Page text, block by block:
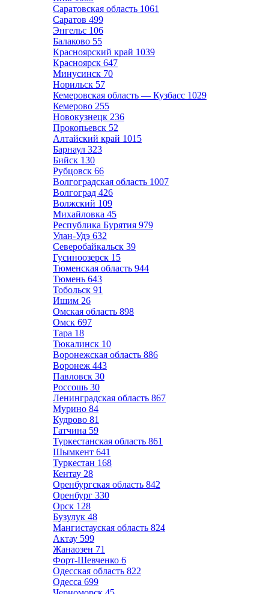
Саратовская область 1061
Саратов 499
Энгельс 106
Балаково 55
Красноярский край 1039
Красноярск 647
Минусинск 70
Норильск 57
Кемеровская область — Кузбасс 1029
Кемерово 255
Новокузнецк 236
Прокопьевск 52
Алтайский край 1015
Барнаул 323
Бийск 130
Рубцовск 66
Волгоградская область 1007
Волгоград 426
Волжский 109
Михайловка 45
Республика Бурятия 979
Улан-Удэ 632
Северобайкальск 39
Гусиноозерск 15
Тюменская область 944
Тюмень 643
Тобольск 91
Ишим 26
Омская область 898
Омск 697
Тара 18
Тюкалинск 10
Воронежская область 886
Воронеж 443
Павловск 30
Россошь 30
Ленинградская область 867
Мурино 84
Кудрово 81
Гатчина 59
Туркестанская область 861
Шымкент 641
Туркестан 168
Кентау 28
Оренбургская область 842
Оренбург 330
Орск 128
Бузулук 48
Мангистауская область 824
Актау 599
Жанаозен 71
Форт-Шевченко 6
Одесская область 822
Одесса 699